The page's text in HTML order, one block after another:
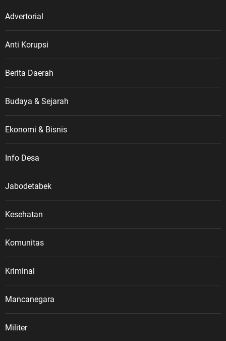
Advertorial
Anti Korupsi
Berita Daerah
Budaya & Sejarah
Ekonomi & Bisnis
Info Desa
Jabodetabek
Kesehatan
Komunitas
Kriminal
Mancanegara
Militer